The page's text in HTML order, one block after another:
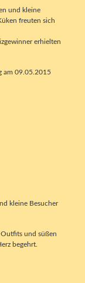
und kleine
freuten sich
erhielten
am 09.05.2015
kleine Besucher
und süßen
begehrt.